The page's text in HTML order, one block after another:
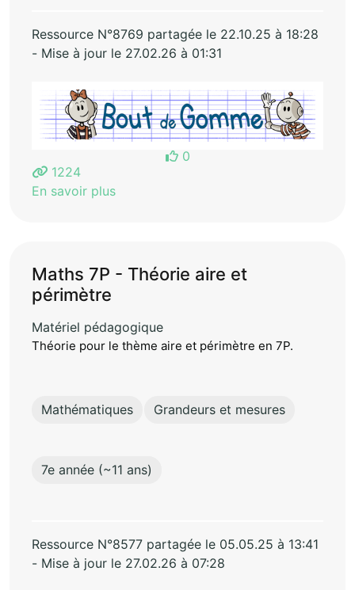
Ressource N°8769 partagée le 22.10.25 à 18:28
- Mise à jour le 27.02.26 à 01:31
0
1224
En savoir plus
Maths 7P - Théorie aire et
périmètre
Matériel pédagogique
Théorie pour le thème aire et périmètre en 7P.
Mathématiques Grandeurs et mesures
7e année (~11 ans)
Ressource N°8577 partagée le 05.05.25 à 13:41
- Mise à jour le 27.02.26 à 07:28